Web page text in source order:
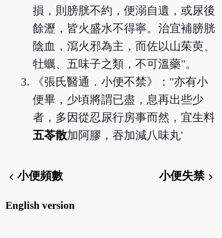
損，則膀胱不約，便溺自遺，或尿後
餘瀝，皆火盛水不得寧。治宜補膀胱
陰血，瀉火邪為主，而佐以山茱萸、
牡蠣、五味子之類，不可溫藥"。
《張氏醫通．小便不禁》："亦有小
便畢，少頃將謂已盡，息再出些少
者，多因從忍尿行房事而然，宜生料
五苓散加阿膠，吞加減八味丸'
chevron_left小便頻數 小便失禁chevron_right
English version